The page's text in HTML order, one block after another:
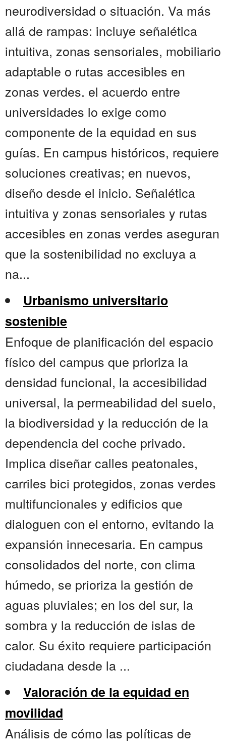
neurodiversidad o situación. Va más
allá de rampas: incluye señalética
intuitiva, zonas sensoriales, mobiliario
adaptable o rutas accesibles en
zonas verdes. el acuerdo entre
universidades lo exige como
componente de la equidad en sus
guías. En campus históricos, requiere
soluciones creativas; en nuevos,
diseño desde el inicio. Señalética
intuitiva y zonas sensoriales y rutas
accesibles en zonas verdes aseguran
que la sostenibilidad no excluya a
na...
Urbanismo universitario
sostenible
Enfoque de planificación del espacio
físico del campus que prioriza la
densidad funcional, la accesibilidad
universal, la permeabilidad del suelo,
la biodiversidad y la reducción de la
dependencia del coche privado.
Implica diseñar calles peatonales,
carriles bici protegidos, zonas verdes
multifuncionales y edificios que
dialoguen con el entorno, evitando la
expansión innecesaria. En campus
consolidados del norte, con clima
húmedo, se prioriza la gestión de
aguas pluviales; en los del sur, la
sombra y la reducción de islas de
calor. Su éxito requiere participación
ciudadana desde la ...
Valoración de la equidad en
movilidad
Análisis de cómo las políticas de